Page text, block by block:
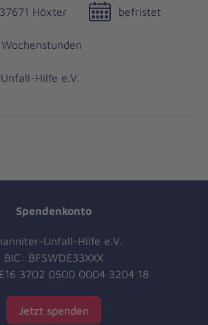
Höxter befristet
Hilfe e.V.
Spendenkonto
Unfall-Hilfe e.V.
BIC: BFSWDE33XXX
3702 0500 0004 3204 18
Jetzt spenden